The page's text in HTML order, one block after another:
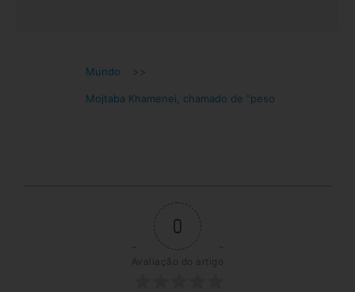
Mundo >>
Mojtaba Khamenei, chamado de “peso
0
Avaliação do artigo